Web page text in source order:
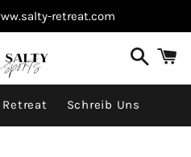
retreat.com
Suchen
Retreat Schreib Uns